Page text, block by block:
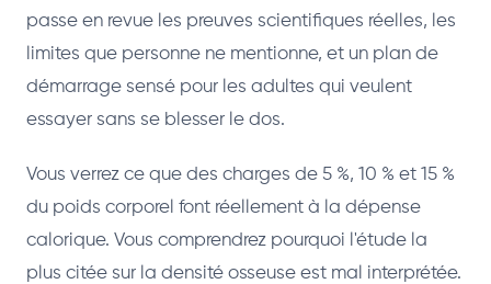
passe en revue les preuves scientifiques réelles, les
limites que personne ne mentionne, et un plan de
démarrage sensé pour les adultes qui veulent
essayer sans se blesser le dos.
Vous verrez ce que des charges de 5 %, 10 % et 15 %
du poids corporel font réellement à la dépense
calorique. Vous comprendrez pourquoi l'étude la
plus citée sur la densité osseuse est mal interprétée.